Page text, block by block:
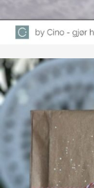
Farge